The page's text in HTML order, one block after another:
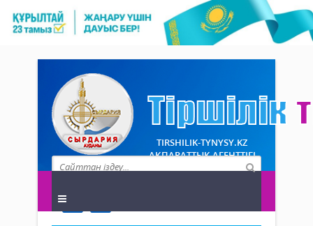
TIRSHILIK-TYNYSY.KZ
АҚПАРАТТЫҚ АГЕНТТІГІ